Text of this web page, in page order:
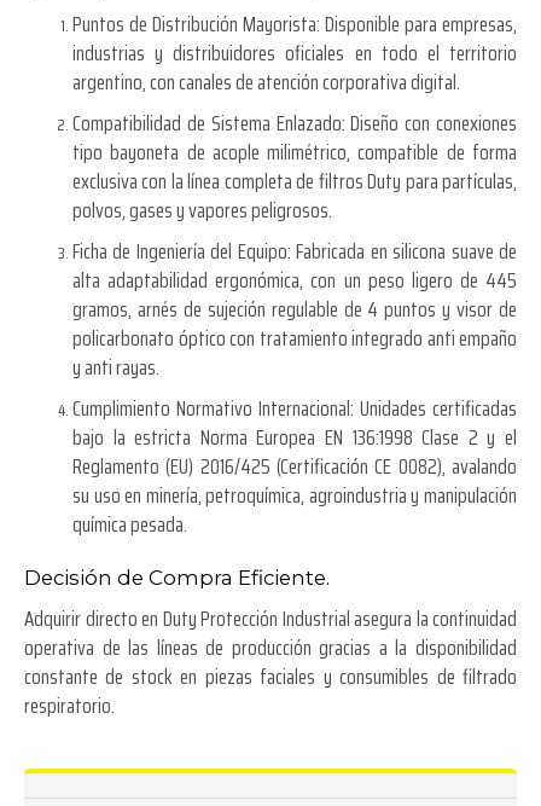
Puntos de Distribución Mayorista:Disponible para empresas,
industrias y distribuidores oficiales en todo el territorio
argentino, con canales de atención corporativa digital.
Compatibilidad de Sistema Enlazado:Diseño con conexiones
tipo bayoneta de acople milimétrico, compatible de forma
exclusiva con la línea completa de filtros Duty para partículas,
polvos, gases y vapores peligrosos.
Ficha de Ingeniería del Equipo:Fabricada en silicona suave de
alta adaptabilidad ergonómica, con un peso ligero de 445
gramos, arnés de sujeción regulable de 4 puntos y visor de
policarbonato óptico con tratamiento integrado anti empaño
y anti rayas.
Cumplimiento Normativo Internacional: Unidades certificadas
bajo la estricta Norma Europea EN 136:1998 Clase 2 y el
Reglamento (EU) 2016/425 (Certificación CE 0082), avalando
su uso en minería, petroquímica, agroindustria y manipulación
química pesada.
Decisión de Compra Eficiente.
Adquirir directo en Duty Protección Industrial asegura la continuidad
operativa de las líneas de producción gracias a la disponibilidad
constante de stock en piezas faciales y consumibles de filtrado
respiratorio.